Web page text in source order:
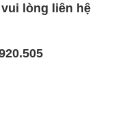
lòng liên hệ